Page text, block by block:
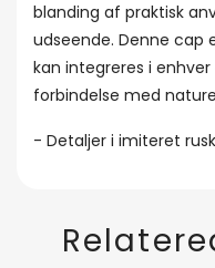
blanding af praktisk
udseende. Denne cap
kan integreres i
forbindelse med
- Detaljer i imiteret